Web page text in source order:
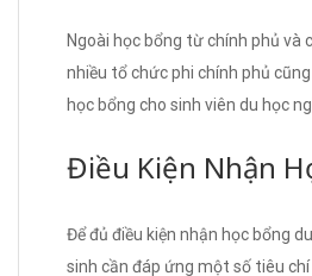
Ngoài học bổng từ chính phủ và
nhiều tổ chức phi chính phủ
học bổng cho sinh viên du học
Điều Kiện Nhận
Để đủ điều kiện nhận học bổng
sinh cần đáp ứng một số tiêu chí